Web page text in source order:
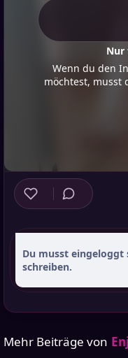
Nur
Wenn du den
möchtest, musst
Du musst eingeloggt
schreiben.
Mehr Beiträge von